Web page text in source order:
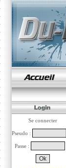
Se connecter
Pseudo :
Passe :